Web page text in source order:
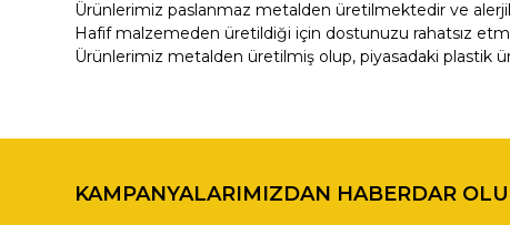
Ürünlerimiz paslanmaz metalden üretilmektedir ve
Hafif malzemeden üretildiği için dostunuzu rahatsız
Ürünlerimiz metalden üretilmiş olup, piyasadaki plastik
Görüş ve önerileriniz için teşekkür ederiz.
Ürün resmi kalitesiz, bozuk veya görüntülenemiyor.
KAMPANYALARIMIZDAN HABERDAR